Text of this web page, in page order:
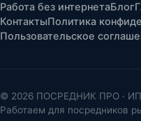
Работа без интернетаБлог
КонтактыПолитика
Пользовательское
© 2026 ПОСРЕДНИК ПРО · ИП
Работаем для посредников